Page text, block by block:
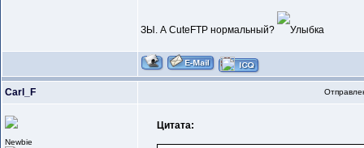
ЗЫ. А CuteFTP нормальный?
Carl_F
Newbie
Цитата: